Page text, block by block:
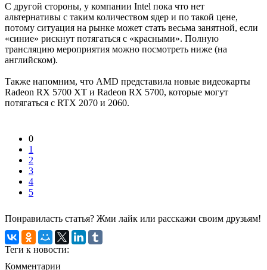
С другой стороны, у компании Intel пока что нет
альтернативы с таким количеством ядер и по такой цене,
потому ситуация на рынке может стать весьма занятной, если
«синие» рискнут потягаться с «красными». Полную
трансляцию мероприятия можно посмотреть ниже (на
английском).
Также напомним, что AMD представила новые видеокарты
Radeon RX 5700 XT и Radeon RX 5700, которые могут
потягаться с RTX 2070 и 2060.
0
1
2
3
4
5
Понравиласть статья? Жми лайк или расскажи своим друзьям!
Теги к новости:
Комментарии